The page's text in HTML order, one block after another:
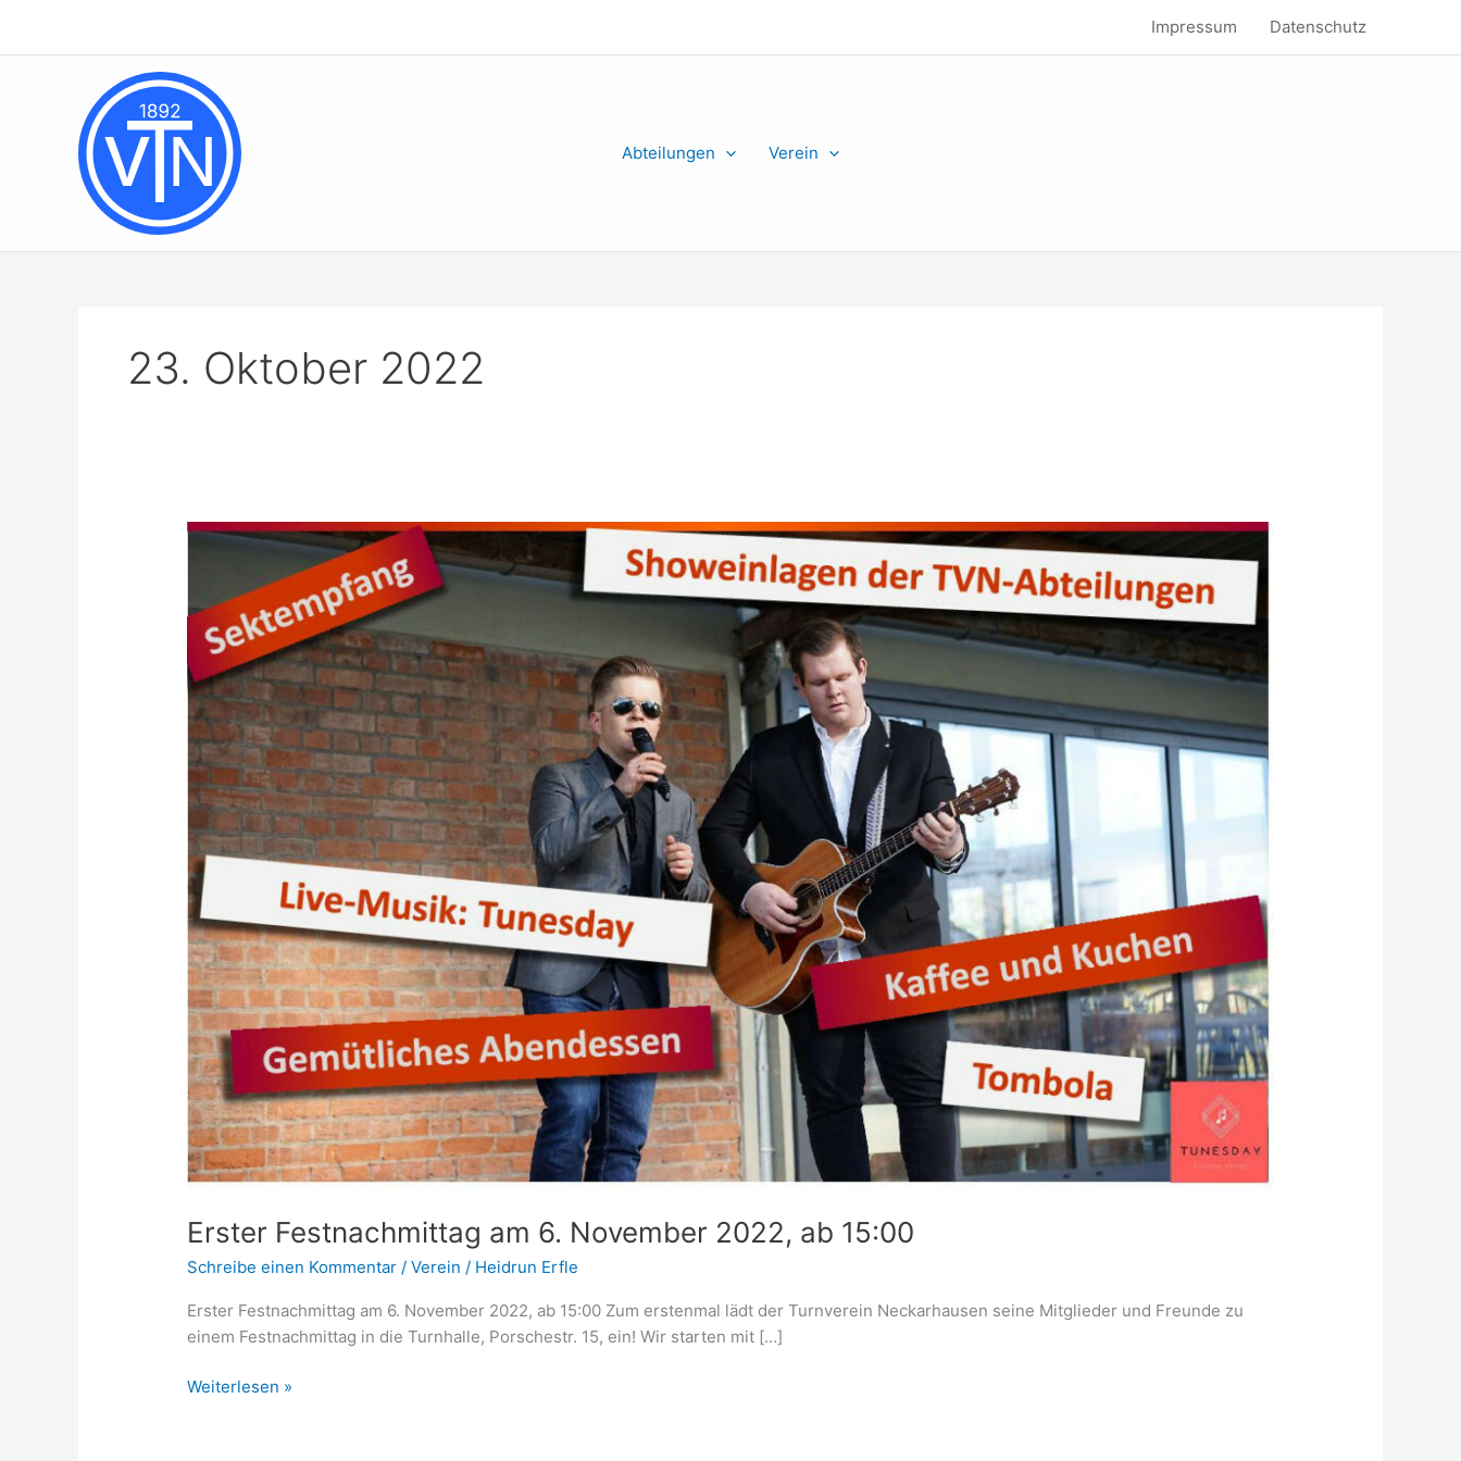
Impressum Datenschutz
Abteilungen Verein
23. Oktober 2022
Erster Festnachmittag am 6. November 2022, ab 15:00
Schreibe einen Kommentar /Verein / Heidrun Erfle
Erster Festnachmittag am 6. November 2022, ab 15:00 Zum erstenmal lädt der Turnverein Neckarhausen seine Mitglieder und Freunde zu
einem Festnachmittag in die Turnhalle, Porschestr. 15, ein! Wir starten mit […]
Erster
6.
November
2022,
ab
15:00
Weiterlesen »